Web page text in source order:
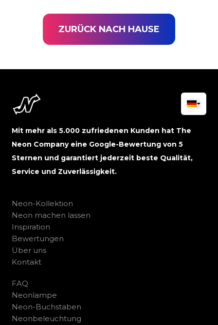
ZURÜCK NACH HAUSE
Mit mehr als 5.000 zufriedenen Kunden hat The
Neon Company eine Google-Bewertung von 5
Sternen und garantiert jederzeit beste Qualität,
Service und Zuverlässigkeit.
Neon-Kollektion
Neon machen lassen
Inspiration
Bewertungen
Über uns
Kontakt
FAQ
Neonlampe
Neon-Buchstaben
Neonbeleuchtung